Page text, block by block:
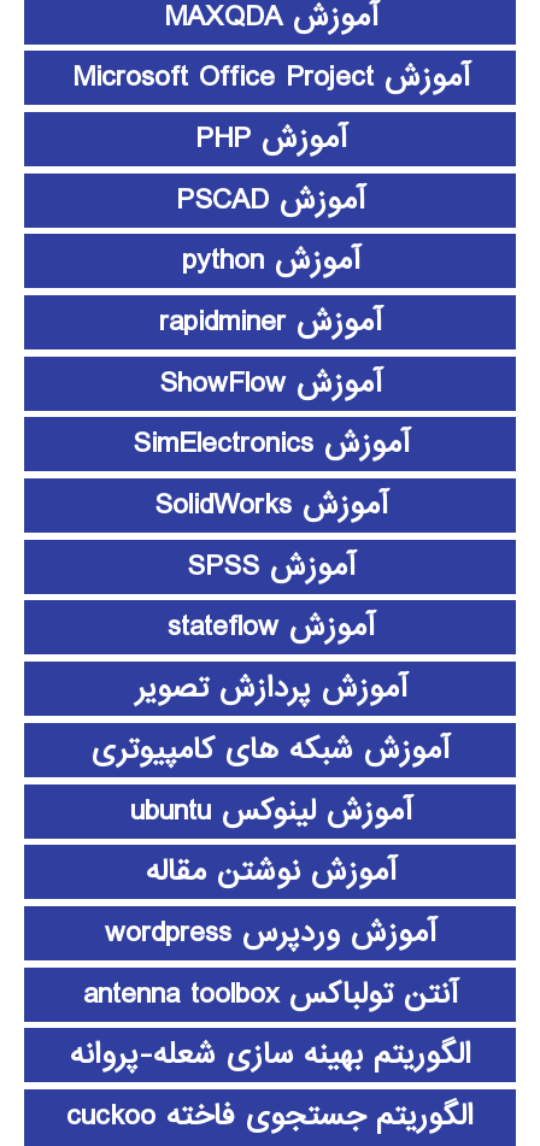
آموزش MAXQDA
آموزش Microsoft Office Project
آموزش PHP
آموزش PSCAD
آموزش python
آموزش rapidminer
آموزش ShowFlow
آموزش SimElectronics
آموزش SolidWorks
آموزش SPSS
آموزش stateflow
آموزش پردازش تصویر
آموزش شبکه های کامپیوتری
آموزش لینوکس ubuntu
آموزش نوشتن مقاله
آموزش وردپرس wordpress
آنتن تولباکس antenna toolbox
الگوریتم بهینه سازی شعله-پروانه
الگوریتم جستجوی فاخته cuckoo